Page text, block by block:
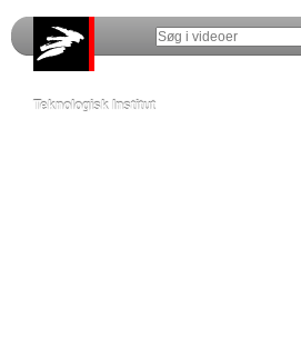
Teknologisk Institut